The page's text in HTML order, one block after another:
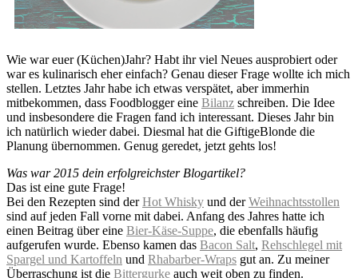
Wie war euer (Küchen)Jahr? Habt ihr viel Neues ausprobiert oder
war es kulinarisch eher einfach? Genau dieser Frage wollte ich mich
stellen. Letztes Jahr habe ich etwas verspätet, aber immerhin
mitbekommen, dass Foodblogger eine Bilanz schreiben. Die Idee
und insbesondere die Fragen fand ich interessant. Dieses Jahr bin
ich natürlich wieder dabei. Diesmal hat die GiftigeBlonde die
Planung übernommen. Genug geredet, jetzt gehts los!
Was war 2015 dein erfolgreichster Blogartikel?
Das ist eine gute Frage!
Bei den Rezepten sind derHot Whisky und derWeihnachtsstollen
sind auf jeden Fall vorne mit dabei. Anfang des Jahres hatte ich
einen Beitrag über eine Bier-Käse-Suppe, die ebenfalls häufig
aufgerufen wurde. Ebenso kamen das Bacon Salt, Rehschlegel mit
Spargel und Kartoffeln und Rhabarber-Wraps gut an. Zu meiner
Überraschung ist die Bittergurke auch weit oben zu finden.